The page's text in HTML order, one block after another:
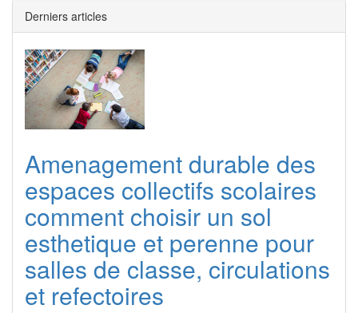
Derniers articles
Amenagement durable des
espaces collectifs scolaires
comment choisir un sol
esthetique et perenne pour
salles de classe, circulations
et refectoires